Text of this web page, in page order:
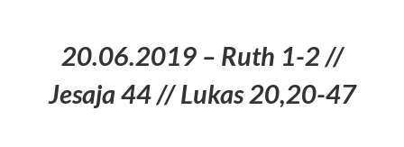
20.06.2019 – Ruth 1-2 //
Jesaja 44 // Lukas 20,20-47